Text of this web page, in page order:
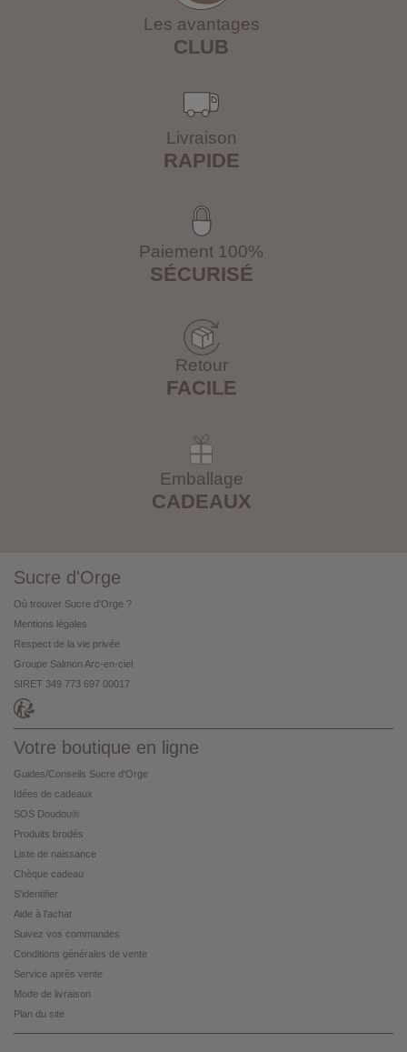
Les avantages
CLUB
Livraison
RAPIDE
Paiement 100%
SÉCURISÉ
Retour
FACILE
Emballage
CADEAUX
Sucre d'Orge
Où trouver Sucre d'Orge ?
Mentions légales
Respect de la vie privée
Groupe Salmon Arc-en-ciel
SIRET 349 773 697 00017
Votre boutique en ligne
Guides/Conseils Sucre d'Orge
Idées de cadeaux
SOS Doudou®
Produits brodés
Liste de naissance
Chèque cadeau
S'identifier
Aide à l'achat
Suivez vos commandes
Conditions générales de vente
Service après vente
Mode de livraison
Plan du site